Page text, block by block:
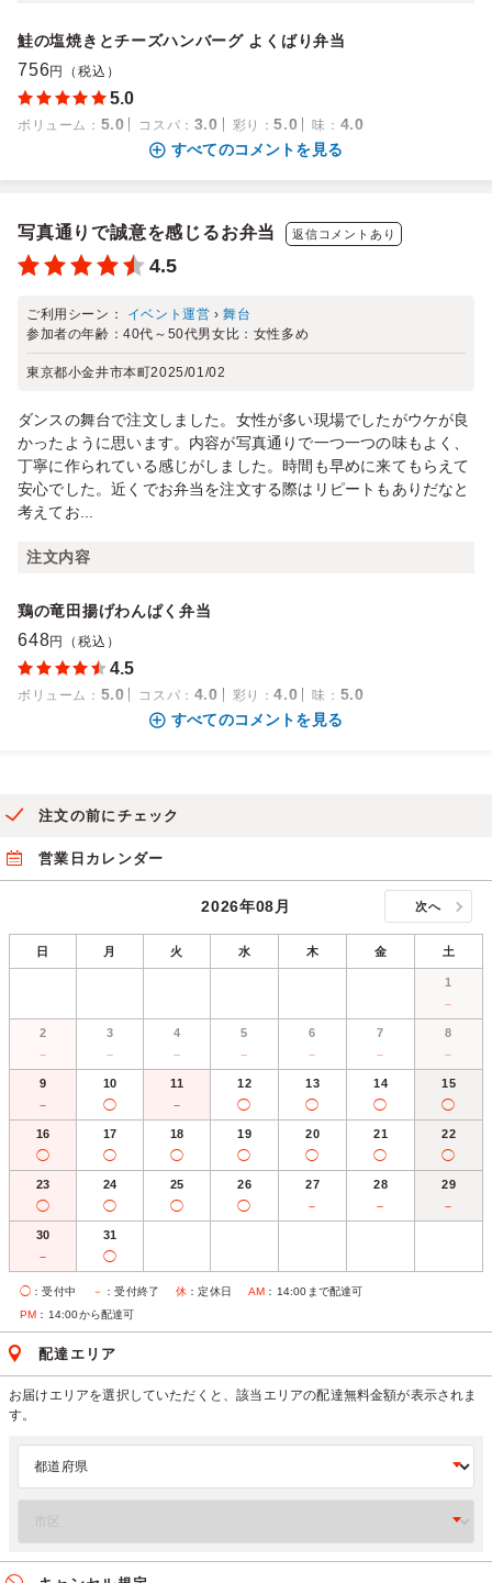
鮭の塩焼きとチーズハンバーグ よくばり弁当
756円（税込）
5.0
ボリューム ： 5.0 コスパ ： 3.0 彩り ：5.0 味 ： 4.0
すべてのコメントを見る
写真通りで誠意を感じるお弁当 返信コメントあり
4.5
ご利用シーン： イベント運営 ›舞台
参加者の年齢：40代～50代男女比： 女性多め
東京都小金井市本町2025/01/02
ダンスの舞台で注文しました。女性が多い現場でしたがウケが良
かったように思います。内容が写真通りで一つ一つの味もよく、
丁寧に作られている感じがしました。時間も早めに来てもらえて
安心でした。近くでお弁当を注文する際はリピートもありだなと
考えてお...
注文内容
鶏の竜田揚げわんぱく弁当
648円（税込）
4.5
ボリューム ： 5.0 コスパ ： 4.0 彩り ：4.0 味 ： 5.0
すべてのコメントを見る
注文の前にチェック
営業日カレンダー
2026年08月 次へ
日 月 火 水 木 金 土
1
－
2
－
3
－
4
－
5
－
6
－
7
－
8
－
9
－
10
◯
11
－
12
◯
13
◯
14
◯
15
◯
16
◯
17
◯
18
◯
19
◯
20
◯
21
◯
22
◯
23
◯
24
◯
25
◯
26
◯
27
－
28
－
29
－
30
－
31
◯
◯ ：受付中 － ：受付終了 休 ：定休日 AM ：14:00まで配達可
PM ：14:00から配達可
配達エリア
お届けエリアを選択していただくと、該当エリアの配達無料金額が表示されま
す。